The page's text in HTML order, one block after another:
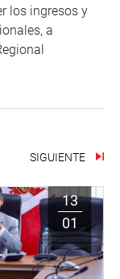
los ingresos y
a
SIGUIENTE
13
01